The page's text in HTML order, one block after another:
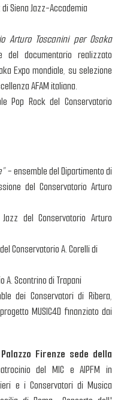
Siena Jazz-Accademia
Arturo Toscanini per Osaka
del documentario realizzato
Expo mondiale, su selezione
AFAM italiana.
Pop Rock del Conservatorio
-ensemble del Dipartimento di
del Conservatorio Arturo
del Conservatorio Arturo
Conservatorio A. Corelli di
A. Scontrino di Trapani
dei Conservatori di Ribera,
MUSIC4D finanziato dai
Palazzo Firenze sede della
del MIC e AIPFM in
e i Conservatori di Musica